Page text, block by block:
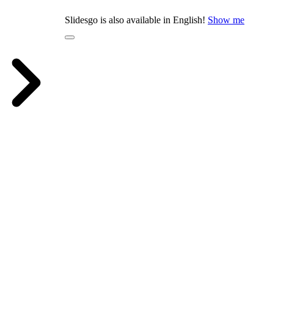
Slidesgo is also available in English! Show me